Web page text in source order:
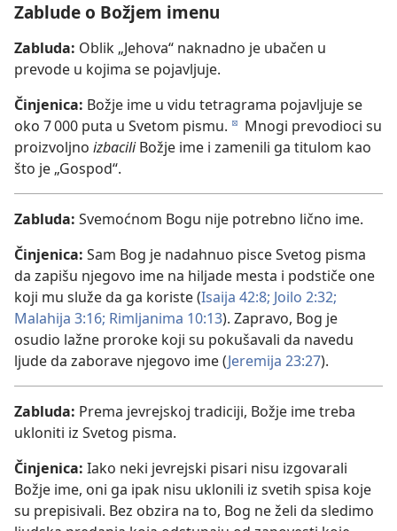
Zablude o Božjem imenu
Zabluda: Oblik „Jehova“ naknadno je ubačen u
prevode u kojima se pojavljuje.
Činjenica: Božje ime u vidu tetragrama pojavljuje se
oko 7 000 puta u Svetom pismu. d Mnogi prevodioci su
proizvoljno izbaciliBožje ime i zamenili ga titulom kao
što je „Gospod“.
Zabluda: Svemoćnom Bogu nije potrebno lično ime.
Činjenica: Sam Bog je nadahnuo pisce Svetog pisma
da zapišu njegovo ime na hiljade mesta i podstiče one
koji mu služe da ga koriste (Isaija 42:8; Joilo 2:32;
Malahija 3:16; Rimljanima 10:13). Zapravo, Bog je
osudio lažne proroke koji su pokušavali da navedu
ljude da zaborave njegovo ime (Jeremija 23:27).
Zabluda: Prema jevrejskoj tradiciji, Božje ime treba
ukloniti iz Svetog pisma.
Činjenica: Iako neki jevrejski pisari nisu izgovarali
Božje ime, oni ga ipak nisu uklonili iz svetih spisa koje
su prepisivali. Bez obzira na to, Bog ne želi da sledimo